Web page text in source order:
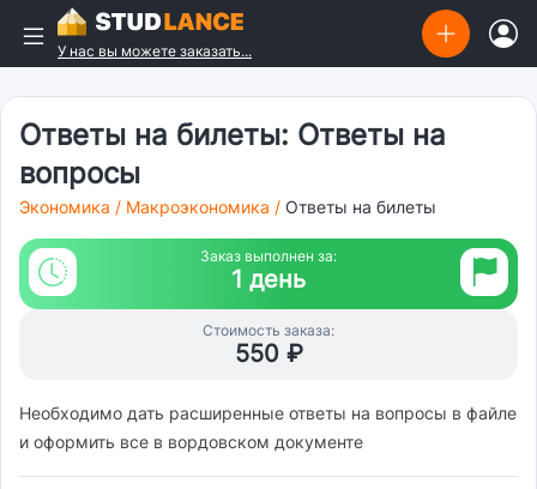
У нас вы можете заказать...
Ответы на билеты: Ответы на
вопросы
Экономика / Макроэкономика / Ответы на билеты
Заказ выполнен за:
1 день
Стоимость заказа:
550 ₽
Необходимо дать расширенные ответы на вопросы в файле
и оформить все в вордовском документе